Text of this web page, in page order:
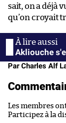
sait, on a déjà
qu’on croyait
Akliouche
Par Charles Alf
Les membres
Participez à la